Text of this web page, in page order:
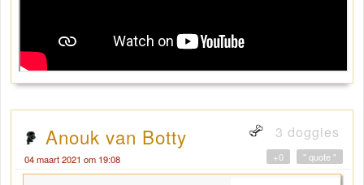
Anouk van Botty 3 doggies
04 maart 2021 om 19:08 " quote "
+0